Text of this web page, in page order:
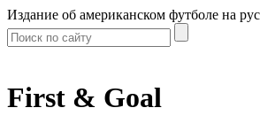
Издание об американском футболе на
First & Goal